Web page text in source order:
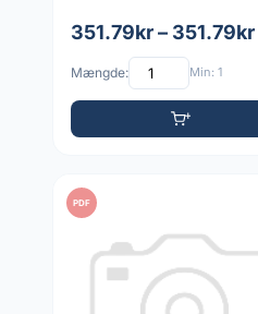
351.79kr – 351.79kr
Mængde: Min: 1
PDF